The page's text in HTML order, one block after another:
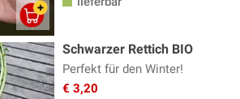
Schwarzer Rettich BIO
Perfekt für den Winter!
€ 3,20